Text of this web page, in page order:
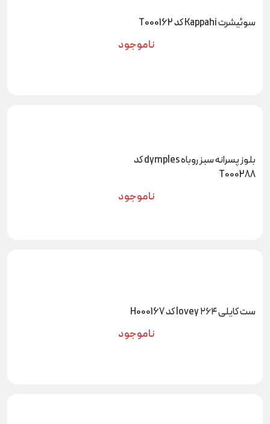
سوئیشرت Kappahi کد T000162
ناموجود
بلوز پسرانه سبز روباه dymples کد
T000288
ناموجود
ست کایلی ۲۶۴ lovey کد H000167
ناموجود